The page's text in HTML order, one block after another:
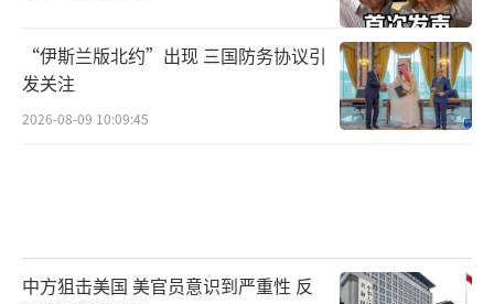
“伊斯兰版北约”出现 三国防务协议引
发关注
2026-08-09 10:09:45
中方狙击美国 美官员意识到严重性 反